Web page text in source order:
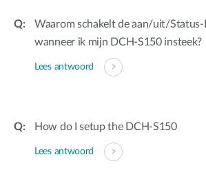
Waarom schakelt de aan/uit/Status-
wanneer ik mijn DCH-S150 insteek?
Lees antwoord
How do I setup the DCH-S150
Lees antwoord